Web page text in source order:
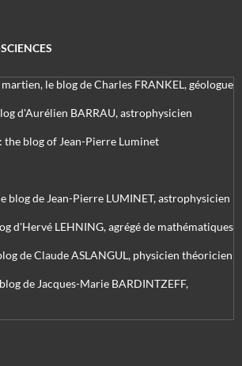
le blog de Charles FRANKEL, géologue
d'Aurélien BARRAU, astrophysicien
the blog of Jean-Pierre Luminet
blog de Jean-Pierre LUMINET, astrophysicien
d'Hervé LEHNING, agrégé de mathématiques
de Claude ASLANGUL, physicien théoricien
de Jacques-Marie BARDINTZEFF,